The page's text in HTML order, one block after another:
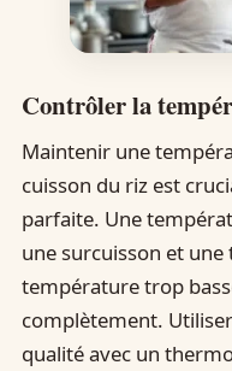
Contrôler la
Maintenir une
cuisson du riz est
parfaite. Une
une surcuisson et
température trop
complètement.
qualité avec un